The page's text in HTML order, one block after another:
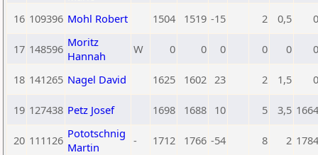
16 109396 Mohl Robert 1504 1519 -15 2 0,5 0
17 148596 Moritz
Hannah
W 0 0 0 0 0 0
18 141265 Nagel David 1625 1602 23 2 1,5 0
19 127438 Petz Josef 1698 1688 10 5 3,5 1664
20 111126 Pototschnig
Martin
- 1712 1766 -54 8 2 1784